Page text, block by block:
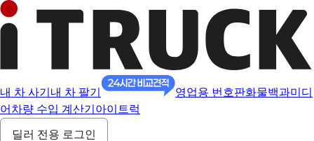
내 차 사기 내 차 팔기 영업용 번호판화물백과미디
어 차량 수입 계산기 아이트럭
딜러 전용 로그인